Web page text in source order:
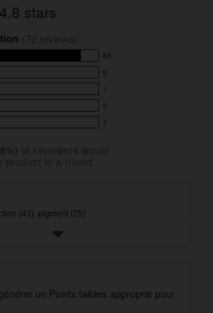
4.8 stars
63
6
1
0
2
(43), pigment (25)
un Points faibles approprié pour